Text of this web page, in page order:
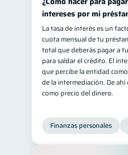
intereses por mi
La tasa de interés es un
cuota mensual de tu
total que deberás pagar a
para saldar el crédito. El
que percibe la entidad
de la intermediación. De
como precio del dinero.
Finanzas personales